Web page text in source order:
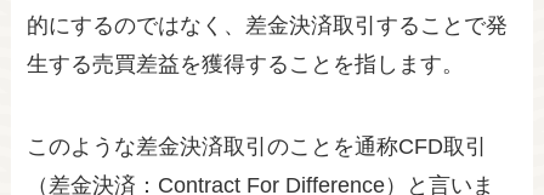
的にするのではなく、差金決済取引することで発
生する売買差益を獲得することを指します。
このような差金決済取引のことを通称CFD取引
（差金決済：Contract For Difference）と言いま